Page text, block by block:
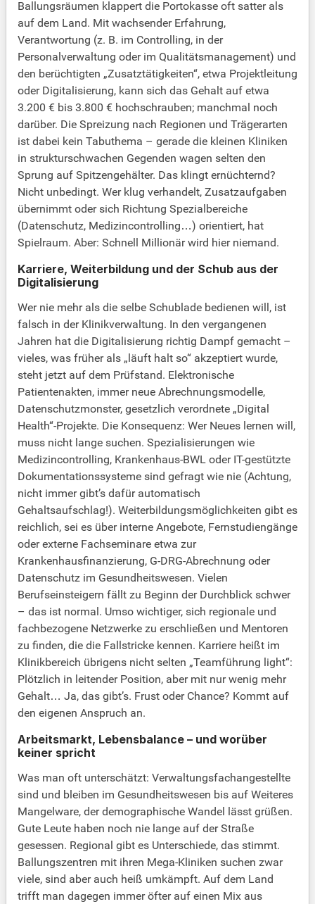
Ballungsräumen klappert die Portokasse oft satter als
auf dem Land. Mit wachsender Erfahrung,
Verantwortung (z. B. im Controlling, in der
Personalverwaltung oder im Qualitätsmanagement) und
den berüchtigten „Zusatztätigkeiten“, etwa Projektleitung
oder Digitalisierung, kann sich das Gehalt auf etwa
3.200 € bis 3.800 € hochschrauben; manchmal noch
darüber. Die Spreizung nach Regionen und Trägerarten
ist dabei kein Tabuthema – gerade die kleinen Kliniken
in strukturschwachen Gegenden wagen selten den
Sprung auf Spitzengehälter. Das klingt ernüchternd?
Nicht unbedingt. Wer klug verhandelt, Zusatzaufgaben
übernimmt oder sich Richtung Spezialbereiche
(Datenschutz, Medizincontrolling…) orientiert, hat
Spielraum. Aber: Schnell Millionär wird hier niemand.
Karriere, Weiterbildung und der Schub aus der
Digitalisierung
Wer nie mehr als die selbe Schublade bedienen will, ist
falsch in der Klinikverwaltung. In den vergangenen
Jahren hat die Digitalisierung richtig Dampf gemacht –
vieles, was früher als „läuft halt so“ akzeptiert wurde,
steht jetzt auf dem Prüfstand. Elektronische
Patientenakten, immer neue Abrechnungsmodelle,
Datenschutzmonster, gesetzlich verordnete „Digital
Health“-Projekte. Die Konsequenz: Wer Neues lernen will,
muss nicht lange suchen. Spezialisierungen wie
Medizincontrolling, Krankenhaus-BWL oder IT-gestützte
Dokumentationssysteme sind gefragt wie nie (Achtung,
nicht immer gibt’s dafür automatisch
Gehaltsaufschlag!). Weiterbildungsmöglichkeiten gibt es
reichlich, sei es über interne Angebote, Fernstudiengänge
oder externe Fachseminare etwa zur
Krankenhausfinanzierung, G-DRG-Abrechnung oder
Datenschutz im Gesundheitswesen. Vielen
Berufseinsteigern fällt zu Beginn der Durchblick schwer
– das ist normal. Umso wichtiger, sich regionale und
fachbezogene Netzwerke zu erschließen und Mentoren
zu finden, die die Fallstricke kennen. Karriere heißt im
Klinikbereich übrigens nicht selten „Teamführung light“:
Plötzlich in leitender Position, aber mit nur wenig mehr
Gehalt… Ja, das gibt’s. Frust oder Chance? Kommt auf
den eigenen Anspruch an.
Arbeitsmarkt, Lebensbalance – und worüber
keiner spricht
Was man oft unterschätzt: Verwaltungsfachangestellte
sind und bleiben im Gesundheitswesen bis auf Weiteres
Mangelware, der demographische Wandel lässt grüßen.
Gute Leute haben noch nie lange auf der Straße
gesessen. Regional gibt es Unterschiede, das stimmt.
Ballungszentren mit ihren Mega-Kliniken suchen zwar
viele, sind aber auch heiß umkämpft. Auf dem Land
trifft man dagegen immer öfter auf einen Mix aus